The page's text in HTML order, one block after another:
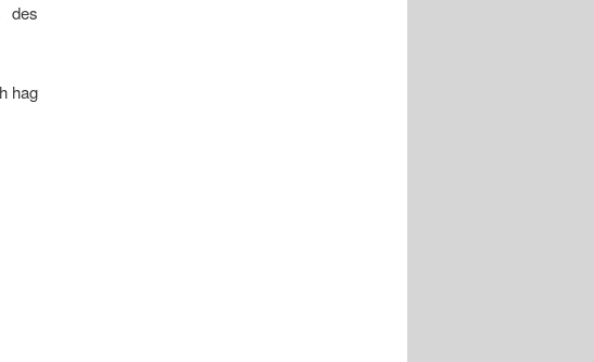
des
hag